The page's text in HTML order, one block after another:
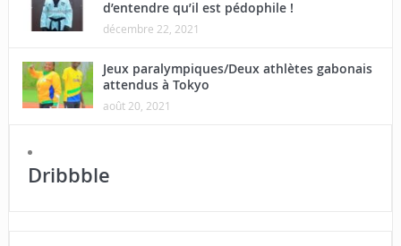
d’entendre qu’il est pédophile !
décembre 22, 2021
Jeux paralympiques/Deux athlètes gabonais
attendus à Tokyo
août 20, 2021
Dribbble